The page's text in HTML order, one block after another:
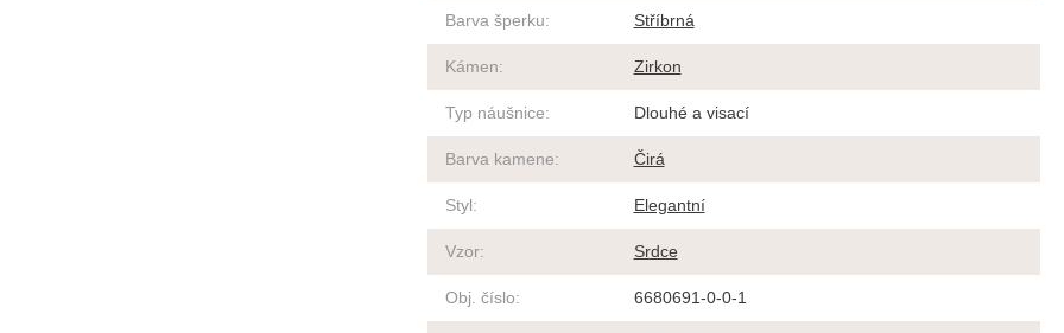
Barva šperku: Stříbrná
Kámen: Zirkon
Typ náušnice: Dlouhé a visací
Barva kamene: Čirá
Styl: Elegantní
Vzor: Srdce
Obj. číslo: 6680691-0-0-1